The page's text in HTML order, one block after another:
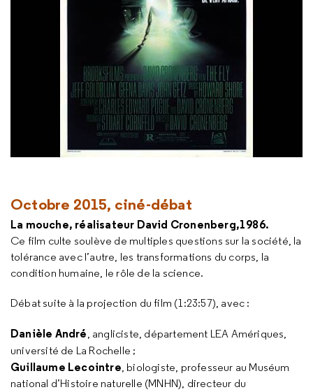
Octobre 2015, ciné-débat
La mouche, réalisateur David Cronenberg,1986.
Ce film culte soulève de multiples questions sur la société, la
tolérance avec l’autre, les transformations du corps, la
condition humaine, le rôle de la science.
Débat suite à la projection du film (1:23:57), avec :
Danièle André, angliciste, département LEA Amériques,
université de La Rochelle ;
Guillaume Lecointre, biologiste, professeur au Muséum
national d’Histoire naturelle (MNHN), directeur du